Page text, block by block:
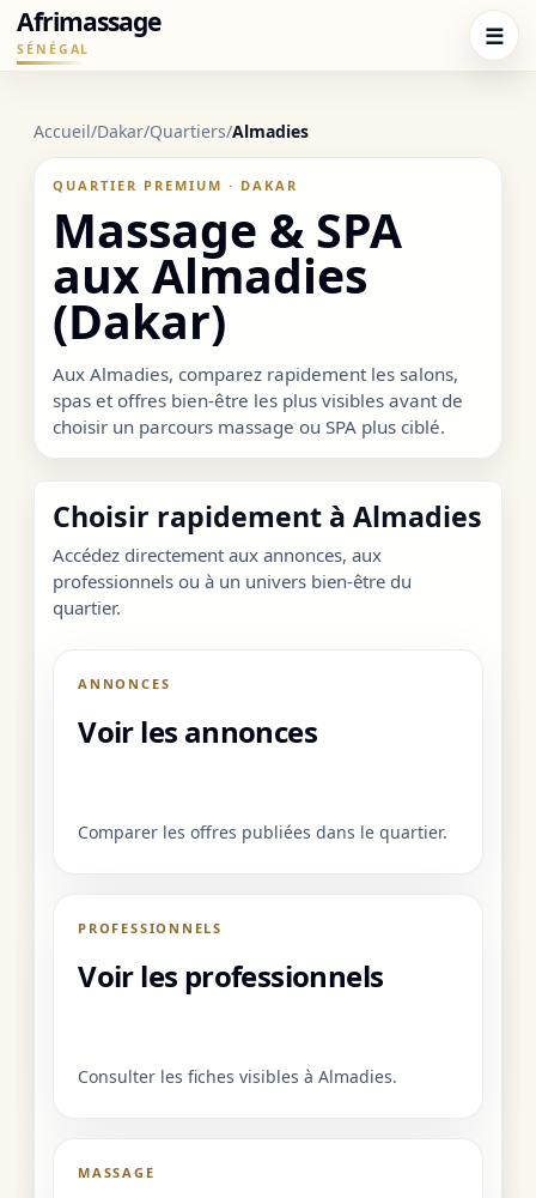
Afrimassage
SÉNÉGAL ☰
Accueil/Dakar/Quartiers/Almadies
QUARTIER PREMIUM · DAKAR
Massage & SPA
aux Almadies
(Dakar)
Aux Almadies, comparez rapidement les salons,
spas et offres bien-être les plus visibles avant de
choisir un parcours massage ou SPA plus ciblé.
Choisir rapidement à Almadies
Accédez directement aux annonces, aux
professionnels ou à un univers bien-être du
quartier.
ANNONCES
Voir les annonces
Comparer les offres publiées dans le quartier.
PROFESSIONNELS
Voir les professionnels
Consulter les fiches visibles à Almadies.
MASSAGE